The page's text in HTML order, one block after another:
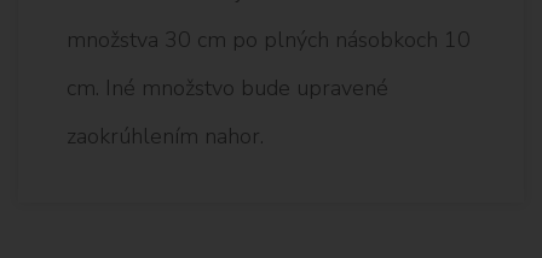
množstva 30 cm po plných násobkoch 10
cm. Iné množstvo bude upravené
zaokrúhlením nahor.